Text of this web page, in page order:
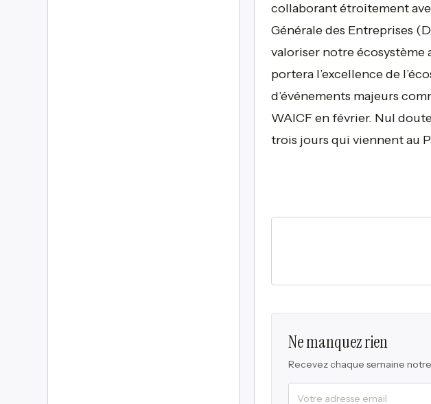
collaborant étroitement
Générale des Entreprises
valoriser notre écosystème
portera l’excellence de
d’événements majeurs
WAICF en février. Nul
trois jours qui viennent au
Ne manquez rien
Recevez chaque semaine